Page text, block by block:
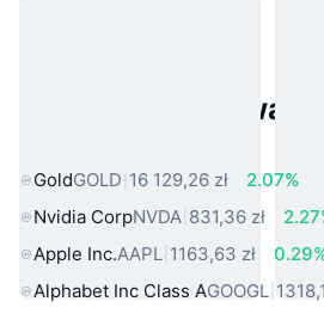
Popularne aktywa
GoldGOLD 16 129,26 zł
2.07%
Nvidia CorpNVDA 831,36 zł
Apple Inc.AAPL 1163,63 zł
Alphabet Inc Class AGOOGL